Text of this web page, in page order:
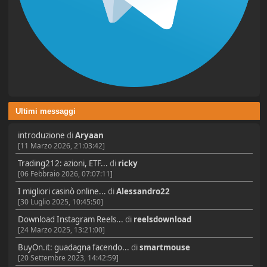
Ultimi messaggi
introduzione diAryaan
[11 Marzo 2026, 21:03:42]
Trading212: azioni, ETF... di ricky
[06 Febbraio 2026, 07:07:11]
I migliori casinò online... diAlessandro22
[30 Luglio 2025, 10:45:50]
Download Instagram Reels... di reelsdownload
[24 Marzo 2025, 13:21:00]
BuyOn.it: guadagna facendo... dismartmouse
[20 Settembre 2023, 14:42:59]